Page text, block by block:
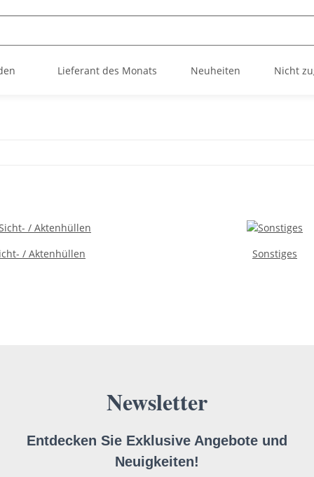
Lieferant des Monats Neuheiten Nicht
/ Aktenhüllen Sonstiges
Newsletter
Entdecken Sie Exklusive Angebote und
Neuigkeiten!